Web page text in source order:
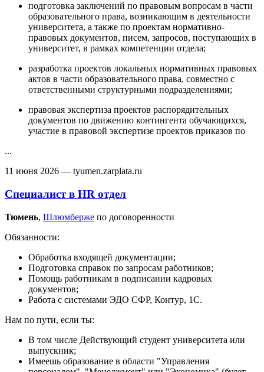
подготовка заключений по правовым вопросам в части
образовательного права, возникающим в деятельности
университета, а также по проектам нормативно-
правовых документов, писем, запросов, поступающих в
университет, в рамках компетенции отдела;
разработка проектов локальных нормативных правовых
актов в части образовательного права, совместно с
ответственными структурными подразделениями;
правовая экспертиза проектов распорядительных
документов по движению контингента обучающихся,
участие в правовой экспертизе проектов приказов по
...
11 июня 2026 — tyumen.zarplata.ru
Специалист в HR отдел
Тюмень‎, Шлюмберже по договоренности
Обязанности:
Обработка входящей документации;
Подготовка справок по запросам работников;
Помощь работникам в подписании кадровых
документов;
Работа с системами ЭДО СФР, Контур, 1С.
Нам по пути, если ты:
В том числе Действующий студент университета или
выпускник;
Имеешь образование в области "Управления